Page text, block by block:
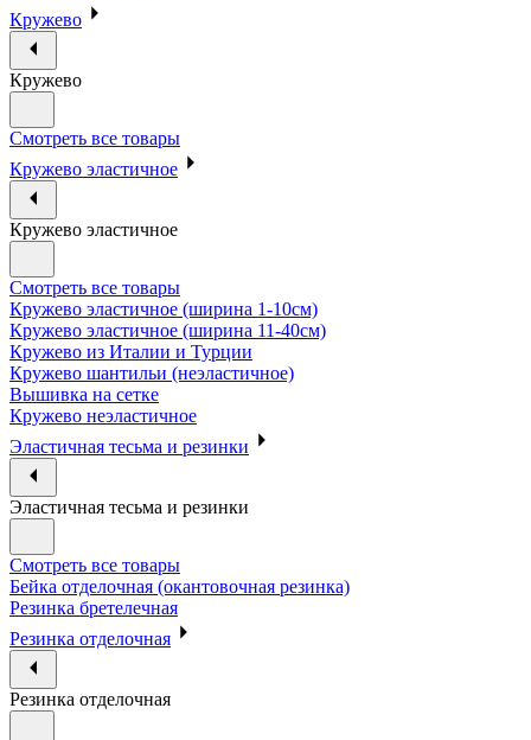
Кружево
Кружево
Смотреть все товары
Кружево эластичное
Кружево эластичное
Смотреть все товары
Кружево эластичное (ширина 1-10см)
Кружево эластичное (ширина 11-40см)
Кружево из Италии и Турции
Кружево шантильи (неэластичное)
Вышивка на сетке
Кружево неэластичное
Эластичная тесьма и резинки
Эластичная тесьма и резинки
Смотреть все товары
Бейка отделочная (окантовочная резинка)
Резинка бретелечная
Резинка отделочная
Резинка отделочная